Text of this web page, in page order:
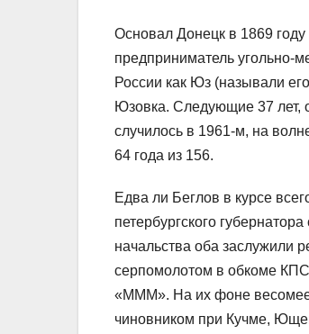
Основал Донецк в 1869
предприниматель угольно-
России как Юз (называли
Юзовка. Следующие 37 лет,
случилось в 1961-м, на
64 года из 156.
Едва ли Беглов в курсе
петербургского
начальства оба заслужили
серпомолотом в обкоме
«МММ». На их фоне весомее
чиновником при Кучме,